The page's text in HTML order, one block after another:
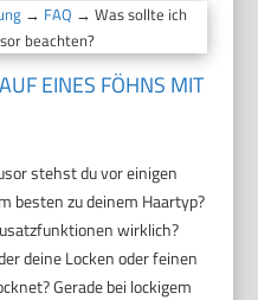
→ FAQ → Was sollte ich
beachten?
EINES FÖHNS MIT
stehst du vor einigen
besten zu deinem Haartyp?
wirklich?
deine Locken oder feinen
Gerade bei lockigem